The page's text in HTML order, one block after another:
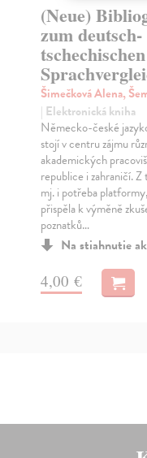
(Neue)
zum deutsch-
tschechischen
Šimečková Alena,
| Elektronická kniha
Německo-české
stojí v centru zájmu
akademických
republice i zahraničí.
mj. i potřeba
přispěla k výměně
poznatků…
Na stiahnutie
4,00 €